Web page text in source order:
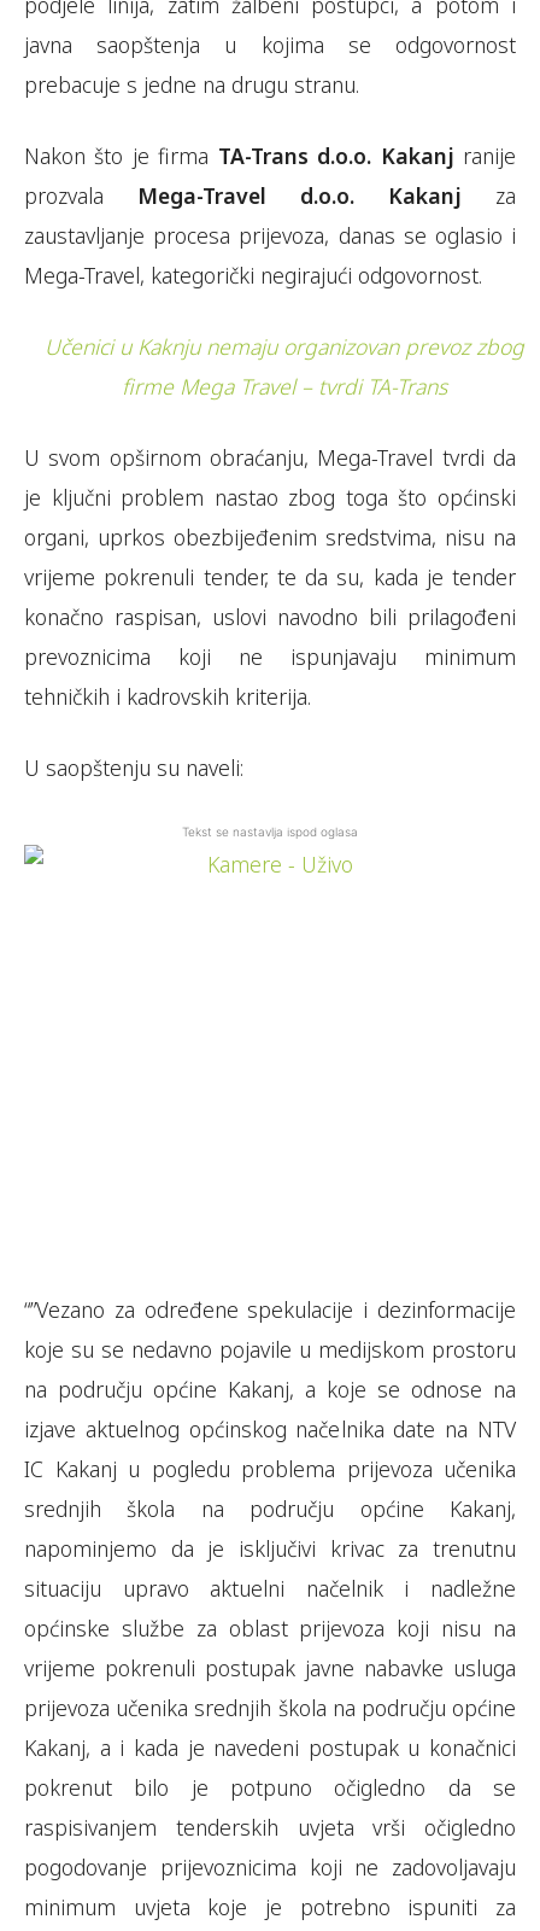
javna saopštenja u kojima se odgovornost
prebacuje s jedne na drugu stranu.
Nakon što je firma TA-Trans d.o.o. Kakanj ranije
prozvala Mega-Travel d.o.o. Kakanj za
zaustavljanje procesa prijevoza, danas se oglasio i
Mega-Travel, kategorički negirajući odgovornost.
Učenici u Kaknju nemaju organizovan prevoz zbog
firme Mega Travel – tvrdi TA-Trans
U svom opširnom obraćanju, Mega-Travel tvrdi da
je ključni problem nastao zbog toga što općinski
organi, uprkos obezbijeđenim sredstvima, nisu na
vrijeme pokrenuli tender, te da su, kada je tender
konačno raspisan, uslovi navodno bili prilagođeni
prevoznicima koji ne ispunjavaju minimum
tehničkih i kadrovskih kriterija.
U saopštenju su naveli:
Tekst se nastavlja ispod oglasa
“”Vezano za određene spekulacije i dezinformacije
koje su se nedavno pojavile u medijskom prostoru
na području općine Kakanj, a koje se odnose na
izjave aktuelnog općinskog načelnika date na NTV
IC Kakanj u pogledu problema prijevoza učenika
srednjih škola na području općine Kakanj,
napominjemo da je isključivi krivac za trenutnu
situaciju upravo aktuelni načelnik i nadležne
općinske službe za oblast prijevoza koji nisu na
vrijeme pokrenuli postupak javne nabavke usluga
prijevoza učenika srednjih škola na području općine
Kakanj, a i kada je navedeni postupak u konačnici
pokrenut bilo je potpuno očigledno da se
raspisivanjem tenderskih uvjeta vrši očigledno
pogodovanje prijevoznicima koji ne zadovoljavaju
minimum uvjeta koje je potrebno ispuniti za